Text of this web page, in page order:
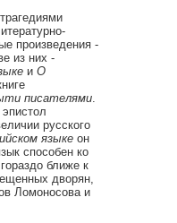
произведения -
из них -
и О
писателями
русского
языке он
способен ко
ближе к
дворян,
Ломоносова и